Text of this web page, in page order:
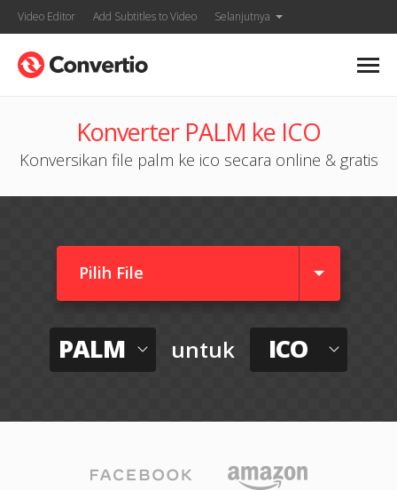
Video Editor Add Subtitles to Video Selanjutnya
Konverter PALM ke ICO
Konversikan file palm ke ico secara online & gratis
Pilih File
PALM untuk ICO